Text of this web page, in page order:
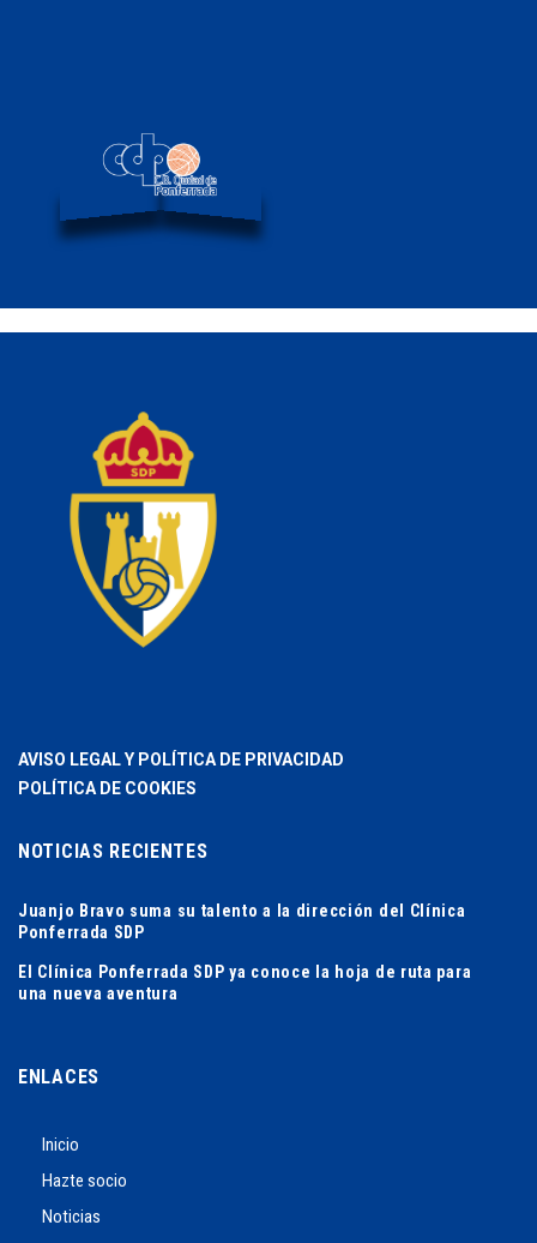
AVISO LEGAL Y POLÍTICA DE PRIVACIDAD
POLÍTICA DE COOKIES
NOTICIAS RECIENTES
Juanjo Bravo suma su talento a la dirección del Clínica
Ponferrada SDP
El Clínica Ponferrada SDP ya conoce la hoja de ruta para
una nueva aventura
ENLACES
Inicio
Hazte socio
Noticias